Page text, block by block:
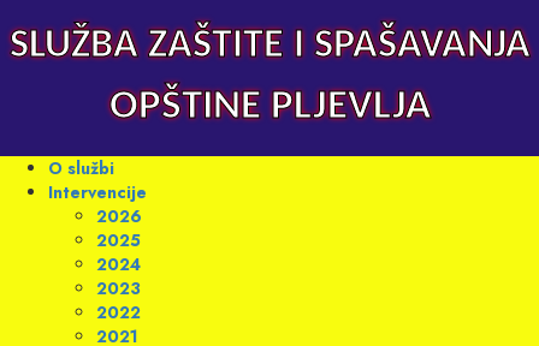
to
content
SLUŽBA ZAŠTITE I SPAŠAVANJA
OPŠTINE PLJEVLJA
Primary
Menu
O službi
Intervencije
2026
2025
2024
2023
2022
2021